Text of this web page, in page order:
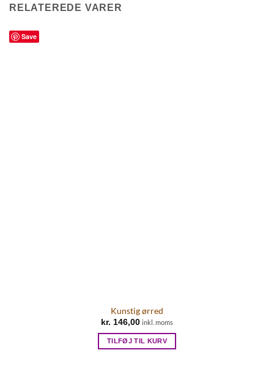
RELATEREDE VARER
Save
Kunstig ørred
kr. 146,00 inkl. moms
TILFØJ TIL KURV